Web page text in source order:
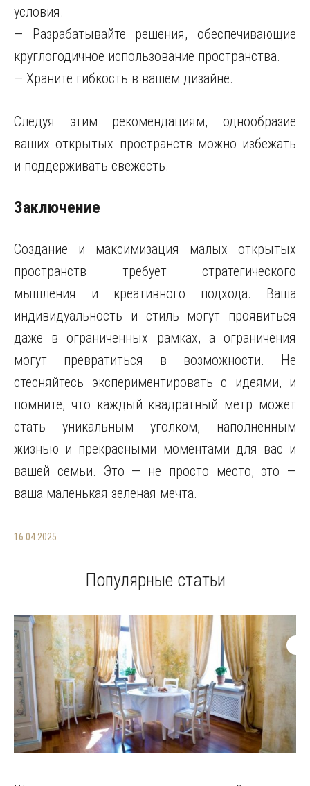
условия.
— Разрабатывайте решения, обеспечивающие
круглогодичное использование пространства.
— Храните гибкость в вашем дизайне.
Следуя этим рекомендациям, однообразие
ваших открытых пространств можно избежать
и поддерживать свежесть.
Заключение
Создание и максимизация малых открытых
пространств требует стратегического
мышления и креативного подхода. Ваша
индивидуальность и стиль могут проявиться
даже в ограниченных рамках, а ограничения
могут превратиться в возможности. Не
стесняйтесь экспериментировать с идеями, и
помните, что каждый квадратный метр может
стать уникальным уголком, наполненным
жизнью и прекрасными моментами для вас и
вашей семьи. Это — не просто место, это —
ваша маленькая зеленая мечта.
16.04.2025
Популярные статьи